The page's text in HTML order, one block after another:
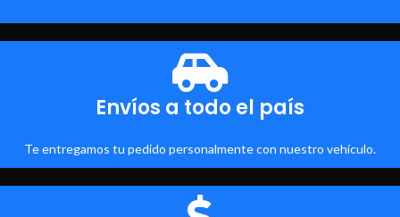
Envíos a todo el país
Te entregamos tu pedido personalmente con nuestro vehículo.